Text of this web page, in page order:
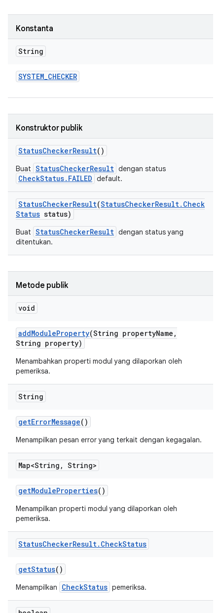
Konstanta
String
SYSTEM_CHECKER
Konstruktor publik
StatusCheckerResult()
Buat StatusCheckerResult dengan status
CheckStatus.FAILED default.
StatusCheckerResult(StatusCheckerResult. Check
Status status)
Buat StatusCheckerResult dengan status yang
ditentukan.
Metode publik
void
addModuleProperty(String propertyName ,
String property)
Menambahkan properti modul yang dilaporkan oleh
pemeriksa.
String
getErrorMessage()
Menampilkan pesan error yang terkait dengan kegagalan.
Map<String , String>
getModuleProperties()
Menampilkan properti modul yang dilaporkan oleh
pemeriksa.
StatusCheckerResult. CheckStatus
getStatus()
Menampilkan CheckStatus pemeriksa.